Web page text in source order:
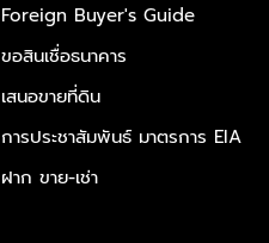
Foreign Buyer's Guide
ขอสินเชื่อธนาคาร
เสนอขายที่ดิน
การประชาสัมพันธ์ มาตรการ EIA
ฝาก ขาย-เช่า